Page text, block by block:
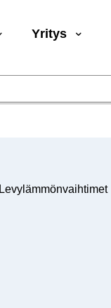
Yritys
Levylämmönvaihtimet